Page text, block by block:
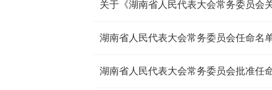
湖南省人民代表大会常务委员会任命名
湖南省人民代表大会常务委员会批准任